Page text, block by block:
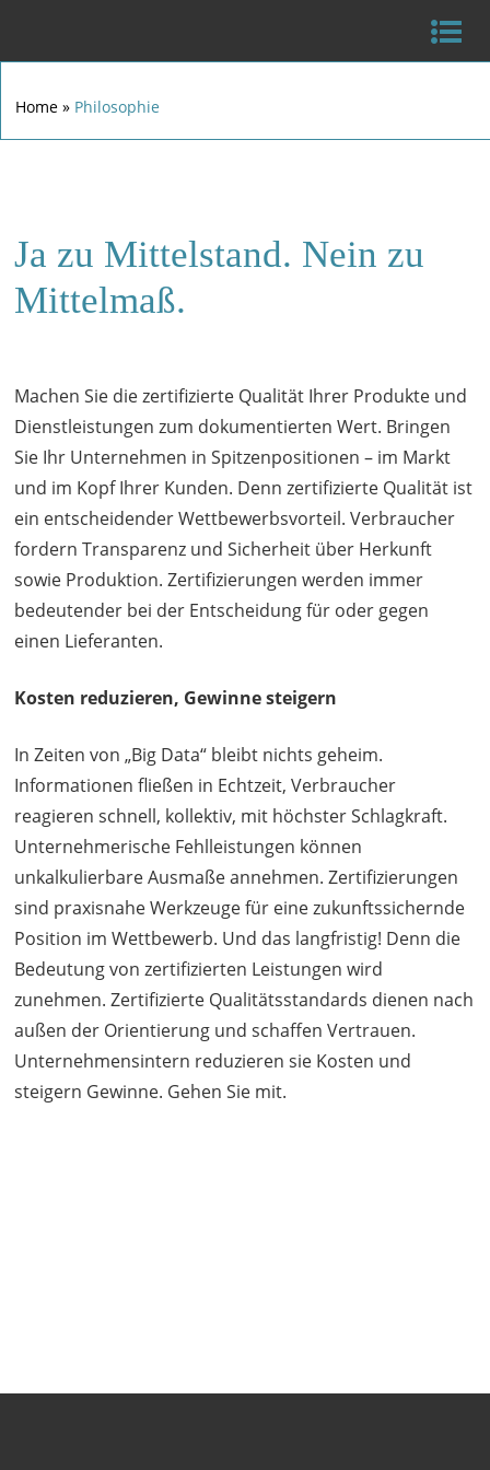
Home » Philosophie
Ja zu Mittelstand. Nein zu
Mittelmaß.
Machen Sie die zertifizierte Qualität Ihrer Produkte und
Dienstleistungen zum dokumentierten Wert. Bringen
Sie Ihr Unternehmen in Spitzenpositionen – im Markt
und im Kopf Ihrer Kunden. Denn zertifizierte Qualität ist
ein entscheidender Wettbewerbsvorteil. Verbraucher
fordern Transparenz und Sicherheit über Herkunft
sowie Produktion. Zertifizierungen werden immer
bedeutender bei der Entscheidung für oder gegen
einen Lieferanten.
Kosten reduzieren, Gewinne steigern
In Zeiten von „Big Data“ bleibt nichts geheim.
Informationen fließen in Echtzeit, Verbraucher
reagieren schnell, kollektiv, mit höchster Schlagkraft.
Unternehmerische Fehlleistungen können
unkalkulierbare Ausmaße annehmen. Zertifizierungen
sind praxisnahe Werkzeuge für eine zukunftssichernde
Position im Wettbewerb. Und das langfristig! Denn die
Bedeutung von zertifizierten Leistungen wird
zunehmen. Zertifizierte Qualitätsstandards dienen nach
außen der Orientierung und schaffen Vertrauen.
Unternehmensintern reduzieren sie Kosten und
steigern Gewinne. Gehen Sie mit.